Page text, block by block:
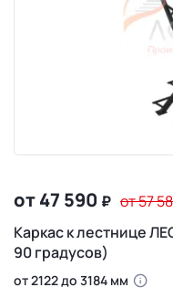
от 47 590 ₽ от 57
Каркас к лестнице
90 градусов)
от 2122 до 3184 мм